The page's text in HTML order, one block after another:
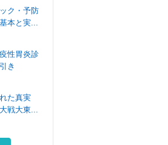
ク・予防
本と実...
性胃炎診
き
た真実
戦大東...
を呼び込